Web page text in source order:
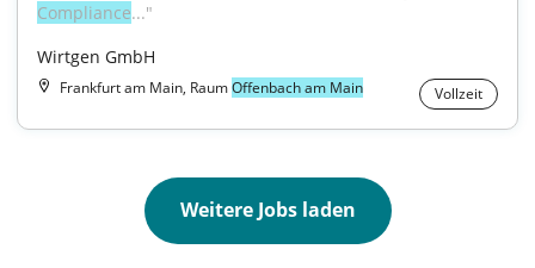
Compliance..."
Wirtgen GmbH
Frankfurt am Main, RaumOffenbach am Main Vollzeit
Weitere Jobs laden